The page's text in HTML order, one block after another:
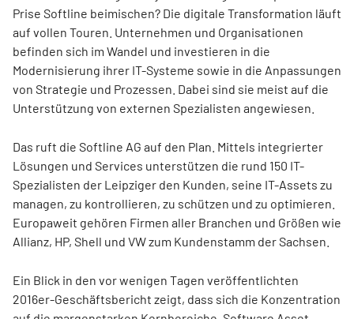
Prise Softline beimischen? Die digitale Transformation läuft
auf vollen Touren. Unternehmen und Organisationen
befinden sich im Wandel und investieren in die
Modernisierung ihrer IT-Systeme sowie in die Anpassungen
von Strategie und Prozessen. Dabei sind sie meist auf die
Unterstützung von externen Spezialisten angewiesen.
Das ruft die Softline AG auf den Plan. Mittels integrierter
Lösungen und Services unterstützen die rund 150 IT-
Spezialisten der Leipziger den Kunden, seine IT-Assets zu
managen, zu kontrollieren, zu schützen und zu optimieren.
Europaweit gehören Firmen aller Branchen und Größen wie
Allianz, HP, Shell und VW zum Kundenstamm der Sachsen.
Ein Blick in den vor wenigen Tagen veröffentlichten
2016er-Geschäftsbericht zeigt, dass sich die Konzentration